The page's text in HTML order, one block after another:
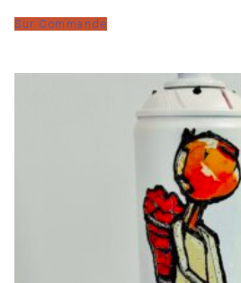
Sur Commande